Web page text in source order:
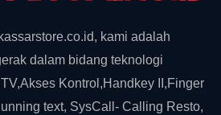
kami adalah
dalam bidang teknologi
Kontrol,Handkey II,Finger
text, SysCall- Calling Resto,